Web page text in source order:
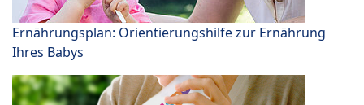
Ernährungsplan: Orientierungshilfe zur Ernährung
Ihres Babys